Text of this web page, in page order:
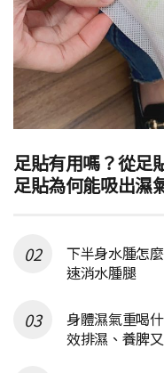
足貼有用嗎？從足
足貼為何能吸出濕
下半身水腫怎
速消水腫腿
身體濕氣重喝
效排濕、養脾